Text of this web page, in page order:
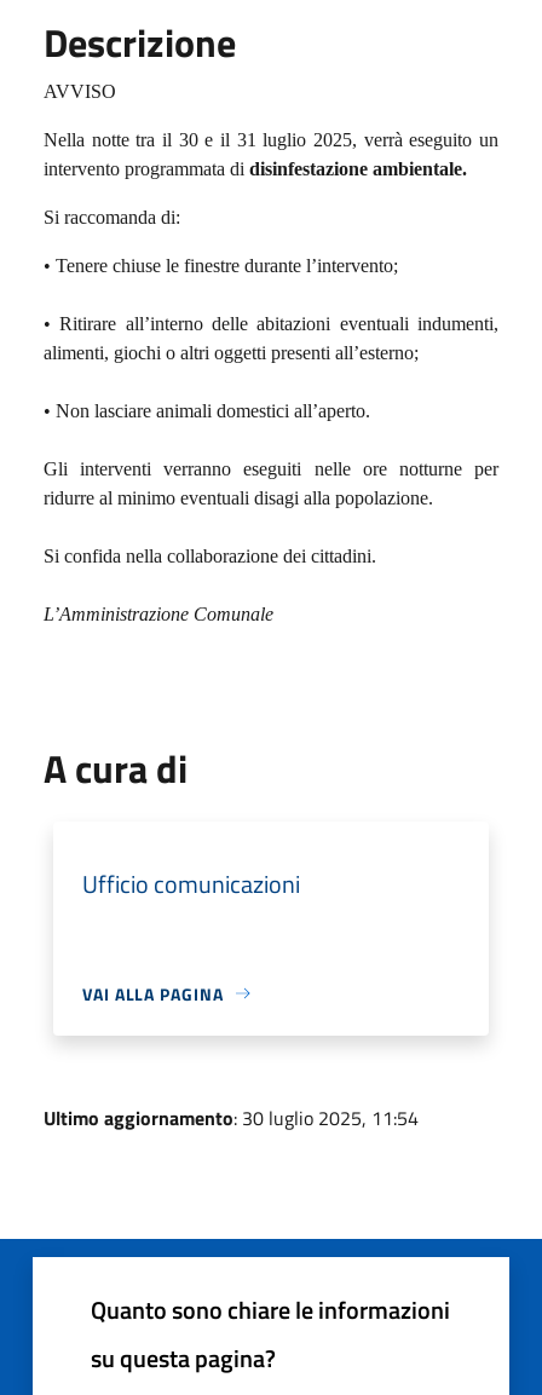
Descrizione
AVVISO
Nella notte tra il 30 e il 31 luglio 2025, verrà eseguito un
intervento programmata di disinfestazione ambientale.
Si raccomanda di:
• Tenere chiuse le finestre durante l’intervento;
• Ritirare all’interno delle abitazioni eventuali indumenti,
alimenti, giochi o altri oggetti presenti all’esterno;
• Non lasciare animali domestici all’aperto.
Gli interventi verranno eseguiti nelle ore notturne per
ridurre al minimo eventuali disagi alla popolazione.
Si confida nella collaborazione dei cittadini.
L’Amministrazione Comunale
A cura di
Ufficio comunicazioni
VAI ALLA PAGINA
Ultimo aggiornamento: 30 luglio 2025, 11:54
Quanto sono chiare le informazioni
su questa pagina?